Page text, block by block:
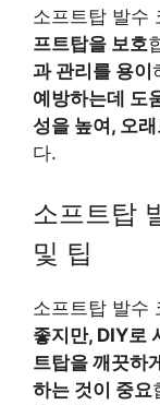
소프트탑 발수
프트탑을 보호
과 관리를 용이
예방하는데 도
성을 높여, 오
다.
소프트탑
및 팁
소프트탑 발수
좋지만, DIY로
트탑을 깨끗하
하는 것이 중요